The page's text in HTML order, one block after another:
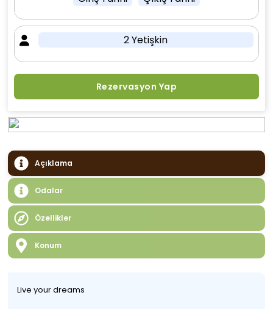
2 Yetişkin
Rezervasyon Yap
Açıklama
Odalar
Özellikler
Konum
Live your dreams